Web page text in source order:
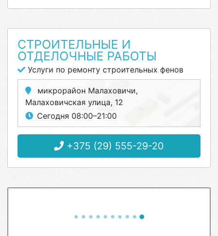
СТРОИТЕЛЬНЫЕ И
ОТДЕЛОЧНЫЕ РАБОТЫ
Услуги по ремонту строительных фенов
микрорайон Малаховичи,
Малаховичская улица, 12
Сегодня 08:00–21:00
+375 (29) 555-29-20